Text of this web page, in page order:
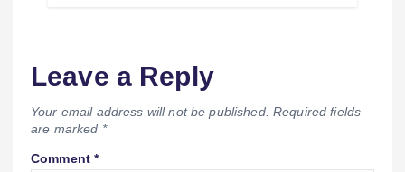
Leave a Reply
Your email address will not be published. Required fields
are marked *
Comment*